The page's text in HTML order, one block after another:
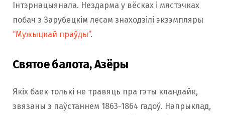
Інтэрнацыянала. Нездарма у вёсках і мястэчках
побач з Зарубецкім лесам знаходзілі экзэмпляры
“Мужыцкай праўды”.
Святое балота, Азёры
Якіх баек толькі не травяць пра гэты кландайк,
звязаны з паўстаннем 1863-1864 гадоў. Напрыклад,